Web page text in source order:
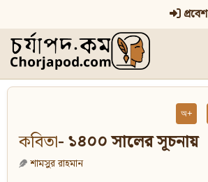
প্রবেশ
অ+
কবিতা- ১৪০০ সালের সূচনায়
শামসুর রাহমান